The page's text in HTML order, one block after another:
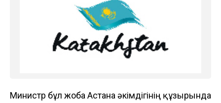
Министр бұл жоба Астана әкімдігінің құзырында